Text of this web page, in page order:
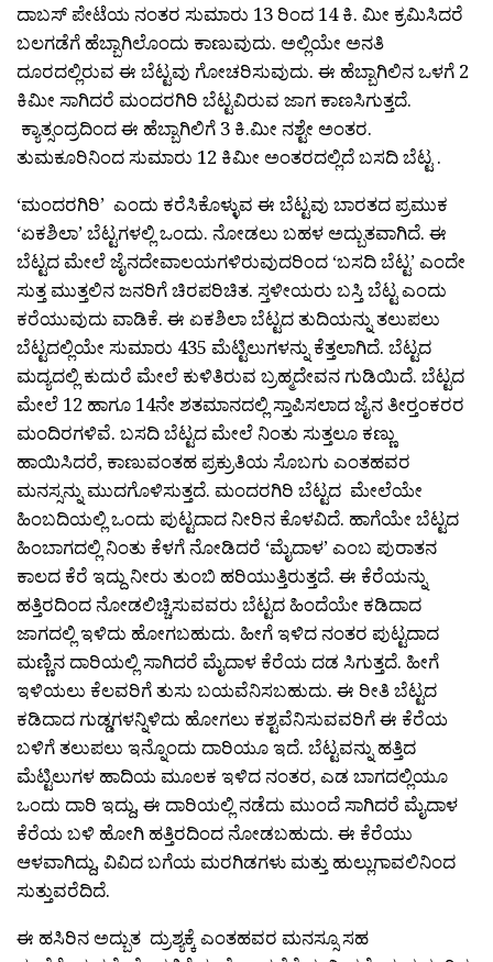
ದಾಬಸ್ ಪೇಟೆಯ ನಂತರ ಸುಮಾರು 13 ರಿಂದ 14 ಕಿ. ಮೀ ಕ್ರಮಿಸಿದರೆ
ಬಲಗಡೆಗೆ ಹೆಬ್ಬಾಗಿಲೊಂದು ಕಾಣುವುದು. ಅಲ್ಲಿಯೇ ಅನತಿ
ದೂರದಲ್ಲಿರುವ ಈ ಬೆಟ್ಟವು ಗೋಚರಿಸುವುದು. ಈ ಹೆಬ್ಬಾಗಿಲಿನ ಒಳಗೆ 2
ಕಿಮೀ ಸಾಗಿದರೆ ಮಂದರಗಿರಿ ಬೆಟ್ಟವಿರುವ ಜಾಗ ಕಾಣಸಿಗುತ್ತದೆ.
ಕ್ಯಾತ್ಸಂದ್ರದಿಂದ ಈ ಹೆಬ್ಬಾಗಿಲಿಗೆ 3 ಕಿ.ಮೀ ನಶ್ಟೇ ಅಂತರ.
ತುಮಕೂರಿನಿಂದ ಸುಮಾರು 12 ಕಿಮೀ ಅಂತರದಲ್ಲಿದೆ ಬಸದಿ ಬೆಟ್ಟ .
‘ಮಂದರಗಿರಿ’ ಎಂದು ಕರೆಸಿಕೊಳ್ಳುವ ಈ ಬೆಟ್ಟವು ಬಾರತದ ಪ್ರಮುಕ
‘ಏಕಶಿಲಾ’ ಬೆಟ್ಟಗಳಲ್ಲಿ ಒಂದು. ನೋಡಲು ಬಹಳ ಅದ್ಬುತವಾಗಿದೆ. ಈ
ಬೆಟ್ಟದ ಮೇಲೆ ಜೈನದೇವಾಲಯಗಳಿರುವುದರಿಂದ ‘ಬಸದಿ ಬೆಟ್ಟ’ ಎಂದೇ
ಸುತ್ತ ಮುತ್ತಲಿನ ಜನರಿಗೆ ಚಿರಪರಿಚಿತ. ಸ್ತಳೀಯರು ಬಸ್ತಿ ಬೆಟ್ಟ ಎಂದು
ಕರೆಯುವುದು ವಾಡಿಕೆ. ಈ ಏಕಶಿಲಾ ಬೆಟ್ಟದ ತುದಿಯನ್ನು ತಲುಪಲು
ಬೆಟ್ಟದಲ್ಲಿಯೇ ಸುಮಾರು 435 ಮೆಟ್ಟಿಲುಗಳನ್ನು ಕೆತ್ತಲಾಗಿದೆ. ಬೆಟ್ಟದ
ಮದ್ಯದಲ್ಲಿ ಕುದುರೆ ಮೇಲೆ ಕುಳಿತಿರುವ ಬ್ರಹ್ಮದೇವನ ಗುಡಿಯಿದೆ. ಬೆಟ್ಟದ
ಮೇಲೆ 12 ಹಾಗೂ 14ನೇ ಶತಮಾನದಲ್ಲಿ ಸ್ತಾಪಿಸಲಾದ ಜೈನ ತೀರ‍್ತಂಕರರ
ಮಂದಿರಗಳಿವೆ. ಬಸದಿ ಬೆಟ್ಟದ ಮೇಲೆ ನಿಂತು ಸುತ್ತಲೂ ಕಣ್ಣು
ಹಾಯಿಸಿದರೆ, ಕಾಣುವಂತಹ ಪ್ರಕ್ರುತಿಯ ಸೊಬಗು ಎಂತಹವರ
ಮನಸ್ಸನ್ನು ಮುದಗೊಳಿಸುತ್ತದೆ. ಮಂದರಗಿರಿ ಬೆಟ್ಟದ ಮೇಲೆಯೇ
ಹಿಂಬದಿಯಲ್ಲಿ ಒಂದು ಪುಟ್ಟದಾದ ನೀರಿನ ಕೊಳವಿದೆ. ಹಾಗೆಯೇ ಬೆಟ್ಟದ
ಹಿಂಬಾಗದಲ್ಲಿ ನಿಂತು ಕೆಳಗೆ ನೋಡಿದರೆ ‘ಮೈದಾಳ’ ಎಂಬ ಪುರಾತನ
ಕಾಲದ ಕೆರೆ ಇದ್ದು ನೀರು ತುಂಬಿ ಹರಿಯುತ್ತಿರುತ್ತದೆ. ಈ ಕೆರೆಯನ್ನು
ಹತ್ತಿರದಿಂದ ನೋಡಲಿಚ್ಚಿಸುವವರು ಬೆಟ್ಟದ ಹಿಂದೆಯೇ ಕಡಿದಾದ
ಜಾಗದಲ್ಲಿ ಇಳಿದು ಹೋಗಬಹುದು. ಹೀಗೆ ಇಳಿದ ನಂತರ ಪುಟ್ಟದಾದ
ಮಣ್ಣಿನ ದಾರಿಯಲ್ಲಿ ಸಾಗಿದರೆ ಮೈದಾಳ ಕೆರೆಯ ದಡ ಸಿಗುತ್ತದೆ. ಹೀಗೆ
ಇಳಿಯಲು ಕೆಲವರಿಗೆ ತುಸು ಬಯವೆನಿಸಬಹುದು. ಈ ರೀತಿ ಬೆಟ್ಟದ
ಕಡಿದಾದ ಗುಡ್ಡಗಳನ್ನಿಳಿದು ಹೋಗಲು ಕಶ್ಟವೆನಿಸುವವರಿಗೆ ಈ ಕೆರೆಯ
ಬಳಿಗೆ ತಲುಪಲು ಇನ್ನೊಂದು ದಾರಿಯೂ ಇದೆ. ಬೆಟ್ಟವನ್ನು ಹತ್ತಿದ
ಮೆಟ್ಟಿಲುಗಳ ಹಾದಿಯ ಮೂಲಕ ಇಳಿದ ನಂತರ, ಎಡ ಬಾಗದಲ್ಲಿಯೂ
ಒಂದು ದಾರಿ ಇದ್ದು, ಈ ದಾರಿಯಲ್ಲಿ ನಡೆದು ಮುಂದೆ ಸಾಗಿದರೆ ಮೈದಾಳ
ಕೆರೆಯ ಬಳಿ ಹೋಗಿ ಹತ್ತಿರದಿಂದ ನೋಡಬಹುದು. ಈ ಕೆರೆಯು
ಆಳವಾಗಿದ್ದು, ವಿವಿದ ಬಗೆಯ ಮರಗಿಡಗಳು ಮತ್ತು ಹುಲ್ಲುಗಾವಲಿನಿಂದ
ಸುತ್ತುವರೆದಿದೆ.
ಈ ಹಸಿರಿನ ಅದ್ಬುತ ದ್ರುಶ್ಯಕ್ಕೆ ಎಂತಹವರ ಮನಸ್ಸೂ ಸಹ